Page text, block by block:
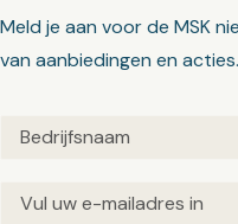
Meld je aan voor de MSK
van aanbiedingen en acties.
Untitled(Vereist)
Email(Vereist)